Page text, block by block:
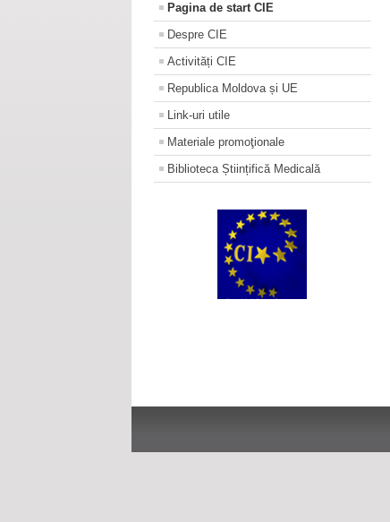
Pagina de start CIE
Despre CIE
Activități CIE
Republica Moldova și UE
Link-uri utile
Materiale promoţionale
Biblioteca Științifică Medicală